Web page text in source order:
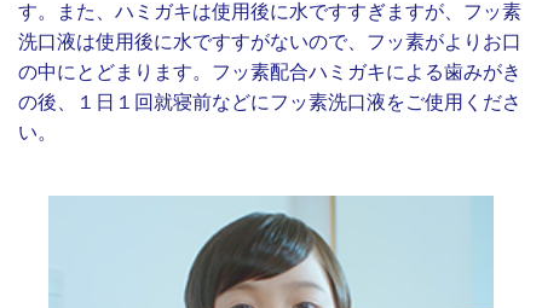
す。また、ハミガキは使用後に水ですすぎますが、フッ素
洗口液は使用後に水ですすがないので、フッ素がよりお口
の中にとどまります。フッ素配合ハミガキによる歯みがき
の後、１日１回就寝前などにフッ素洗口液をご使用くださ
い。